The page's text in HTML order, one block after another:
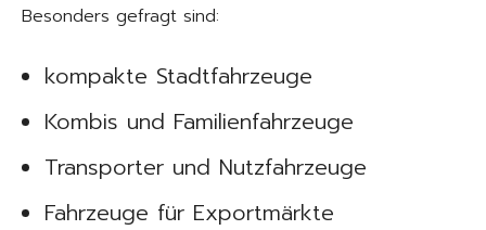
Besonders gefragt sind:
kompakte Stadtfahrzeuge
Kombis und Familienfahrzeuge
Transporter und Nutzfahrzeuge
Fahrzeuge für Exportmärkte